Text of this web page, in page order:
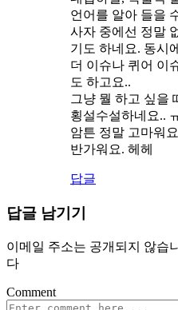
언어를 알아 들을
사자 중에선 정말
기도 하네요. 동시
더 이슈나 퀴어 이
도 하고요..
그냥 뭘 하고 싶을
횡설수설하네요..
암튼 정말 고마워
반가워요. 헤헤
답글
답글 남기기
이메일 주소는 공개되지 않습
다
Comment